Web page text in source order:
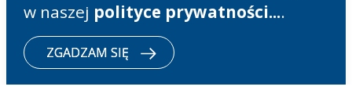
w naszej polityce prywatności....
ZGADZAM SIĘ